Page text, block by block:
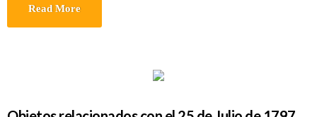
Read More